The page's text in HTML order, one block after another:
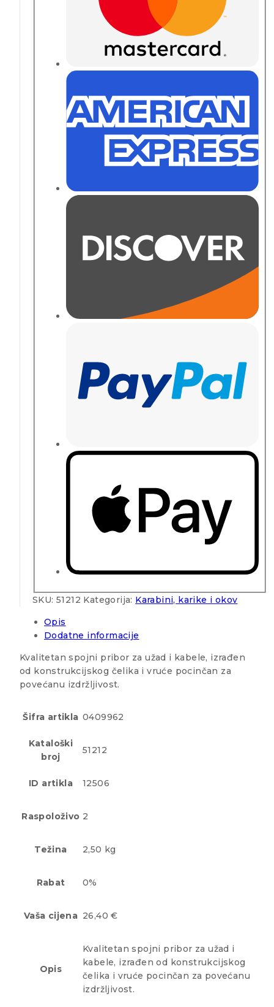
SKU: 51212 Kategorija: Karabini, karike i okov
Opis
Dodatne informacije
Kvalitetan spojni pribor za užad i kabele, izrađen
od konstrukcijskog čelika i vruće pocinčan za
povećanu izdržljivost.
Šifra artikla 0409962
Kataloški
broj
51212
ID artikla 12506
Raspoloživo 2
Težina 2,50 kg
Rabat 0%
Vaša cijena 26,40 €
Opis
Kvalitetan spojni pribor za užad i
kabele, izrađen od konstrukcijskog
čelika i vruće pocinčan za povećanu
izdržljivost.